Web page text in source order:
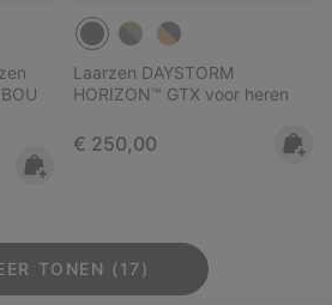
Laarzen DAYSTORM
HORIZON™ GTX voor heren
Regular price:
€ 250,00
TONEN (17)